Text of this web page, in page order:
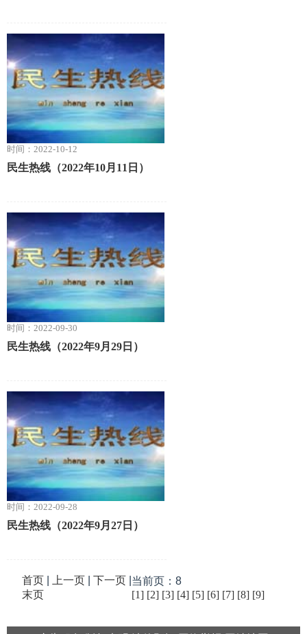
时间：2022-10-12
民生热线（2022年10月11日）
时间：2022-09-30
民生热线（2022年9月29日）
时间：2022-09-28
民生热线（2022年9月27日）
首页| 上一页| 下一页|
末页
当前页：8
[1] [2] [3] [4] [5] [6] [7] [8] [9]